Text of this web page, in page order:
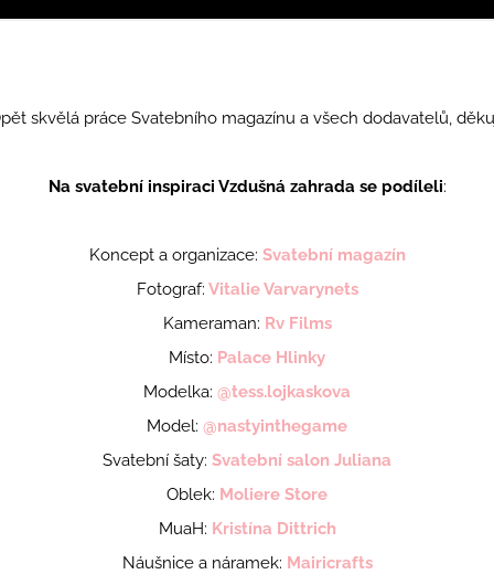
skvělá práce Svatebního magazínu a všech dodavatelů,
Na svatební inspiraci Vzdušná zahrada se podíleli:
Koncept a organizace: Svatební magazín
Fotograf: Vitalie Varvarynets
Kameraman: Rv Films
Místo: Palace Hlinky
Modelka: @tess.lojkaskova
Model: @nastyinthegame
Svatební šaty: Svatební salon Juliana
Oblek: Moliere Store
MuaH: Kristína Dittrich
Náušnice a náramek: Mairicrafts